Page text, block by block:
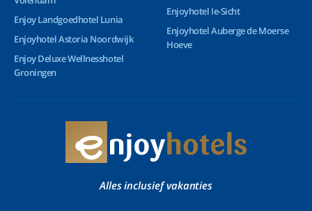
Enjoy Landgoedhotel Lunia
Enjoyhotel Astoria Noordwijk
Enjoy Deluxe Wellnesshotel
Groningen
Enjoyhotel Ie-Sicht
Enjoyhotel Auberge de Moerse
Hoeve
Alles inclusief vakanties